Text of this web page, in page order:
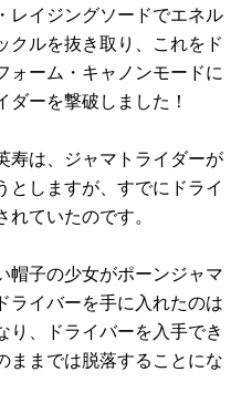
レイジングソードでエネル
クルを抜き取り、これをド
ォーム・キャノンモードに
ーを撃破しました！
寿は、ジャマトライダーが
としますが、すでにドライ
ていたのです。
帽子の少女がポーンジャマ
ライバーを手に入れたのは
り、ドライバーを入手でき
ままでは脱落することにな